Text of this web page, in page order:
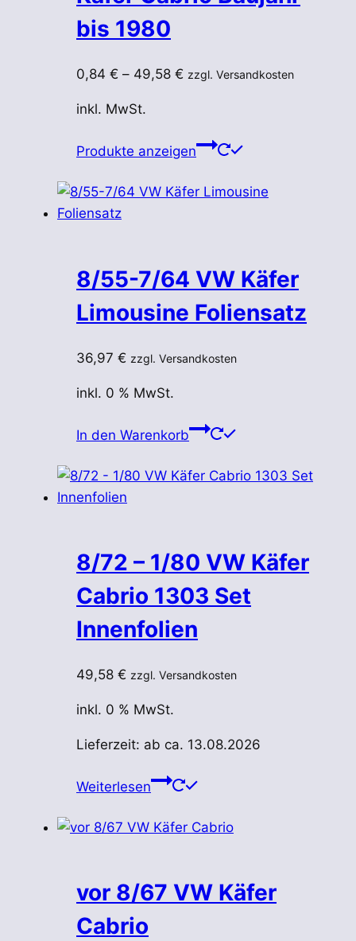
bis 1980
0,84 € – 49,58 € zzgl. Versandkosten
inkl. MwSt.
Produkte anzeigen
8/55-7/64 VW Käfer
Limousine Foliensatz
36,97 € zzgl. Versandkosten
inkl. 0 % MwSt.
In den Warenkorb
8/72 – 1/80 VW Käfer
Cabrio 1303 Set
Innenfolien
49,58 € zzgl. Versandkosten
inkl. 0 % MwSt.
Lieferzeit: ab ca. 13.08.2026
Weiterlesen
vor 8/67 VW Käfer
Cabrio